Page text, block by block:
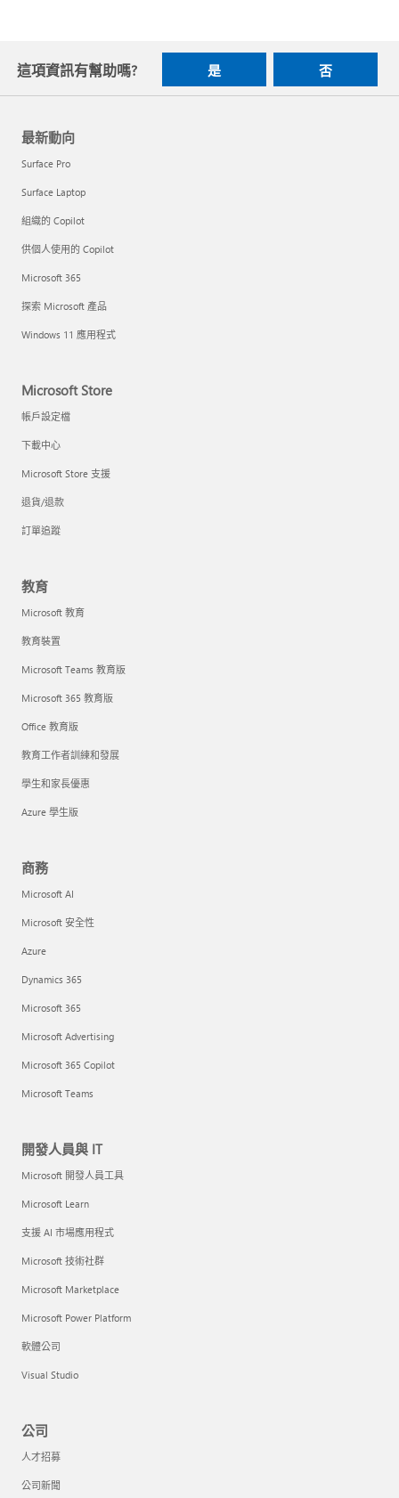
這項資訊有幫助嗎? 是 否
最新動向
Surface Pro
Surface Laptop
組織的 Copilot
供個人使用的 Copilot
Microsoft 365
探索 Microsoft 產品
Windows 11 應用程式
Microsoft Store
帳戶設定檔
下載中心
Microsoft Store 支援
退貨/退款
訂單追蹤
教育
Microsoft 教育
教育裝置
Microsoft Teams 教育版
Microsoft 365 教育版
Office 教育版
教育工作者訓練和發展
學生和家長優惠
Azure 學生版
商務
Microsoft AI
Microsoft 安全性
Azure
Dynamics 365
Microsoft 365
Microsoft Advertising
Microsoft 365 Copilot
Microsoft Teams
開發人員與 IT
Microsoft 開發人員工具
Microsoft Learn
支援 AI 市場應用程式
Microsoft 技術社群
Microsoft Marketplace
Microsoft Power Platform
軟體公司
Visual Studio
公司
人才招募
公司新聞